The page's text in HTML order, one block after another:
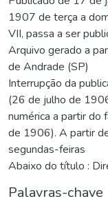
1907 de terça a
VII, passa a ser
Arquivo gerado a
de Andrade (SP)
Interrupção da
(26 de julho de
numérica a partir
de 1906). A partir
segundas-feiras
Abaixo do título :
Palavras-chave